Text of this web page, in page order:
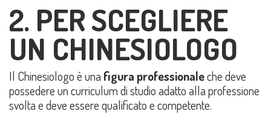
2. PER SCEGLIERE
UN CHINESIOLOGO
Il Chinesiologo è una figura professionaleche deve
possedere un curriculum di studio adatto alla professione
svolta e deve essere qualificato e competente.